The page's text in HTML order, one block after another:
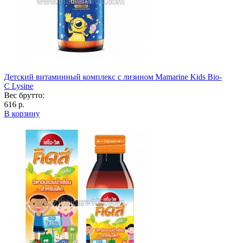
Детский витаминный комплекс с лизином Mamarine Kids Bio-
C Lysine
Вес брутто:
616 р.
В корзину